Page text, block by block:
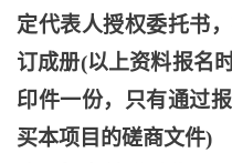
定代表人授权委托书
订成册(以上资料报名
印件一份，只有通过
买本项目的磋商文件)